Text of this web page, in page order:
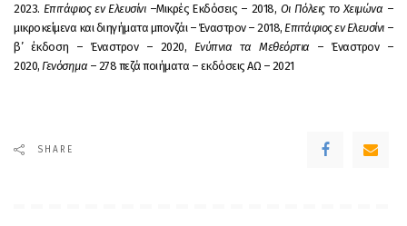
2023. Επιτάφιος εν Ελευσίνι–Μικρές Εκδόσεις – 2018, Οι Πόλεις το Χειμώνα –
μικροκείμενα και διηγήματα μπονζάι – Έναστρον – 2018,Επιτάφιος εν Ελευσίνι–
β’ έκδοση – Έναστρον – 2020, Ενύπνια τα Μεθεόρτια – Έναστρον –
2020, Γενόσημα – 278 πεζά ποιήματα – εκδόσεις ΑΩ – 2021
SHARE